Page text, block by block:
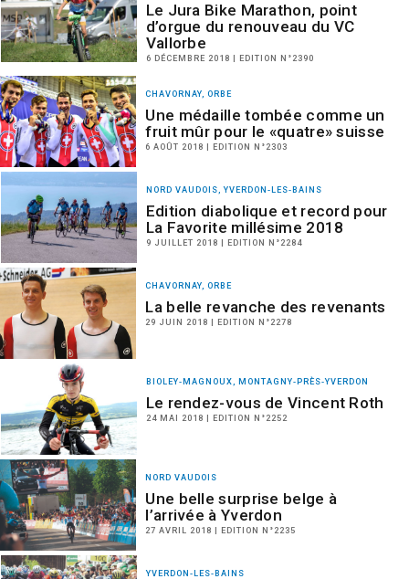
Le Jura Bike Marathon, point
d’orgue du renouveau du VC
Vallorbe
6 DÉCEMBRE 2018 | EDITION N°2390
CHAVORNAY, ORBE
Une médaille tombée comme un
fruit mûr pour le «quatre» suisse
6 AOÛT 2018 | EDITION N°2303
NORD VAUDOIS, YVERDON-LES-BAINS
Edition diabolique et record pour
La Favorite millésime 2018
9 JUILLET 2018 | EDITION N°2284
CHAVORNAY, ORBE
La belle revanche des revenants
29 JUIN 2018 | EDITION N°2278
BIOLEY-MAGNOUX, MONTAGNY-PRÈS-YVERDON
Le rendez-vous de Vincent Roth
24 MAI 2018 | EDITION N°2252
NORD VAUDOIS
Une belle surprise belge à
l’arrivée à Yverdon
27 AVRIL 2018 | EDITION N°2235
YVERDON-LES-BAINS